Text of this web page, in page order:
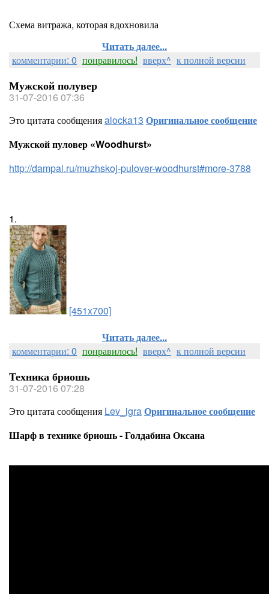
Схема витража, которая вдохновила
Читать далее...
комментарии: 0 понравилось! вверх^ к полной версии
Мужской полувер
31-07-2016 07:36
Это цитата сообщенияalocka13 Оригинальное сообщение
Мужской пуловер «Woodhurst»
http://dampal.ru/muzhskoj-pulover-woodhurst#more-3788
1.
[451x700]
Читать далее...
комментарии: 0 понравилось! вверх^ к полной версии
Техника бриошь
31-07-2016 07:28
Это цитата сообщения Lev_igraОригинальное сообщение
Шарф в технике бриошь - Голдабина Оксана